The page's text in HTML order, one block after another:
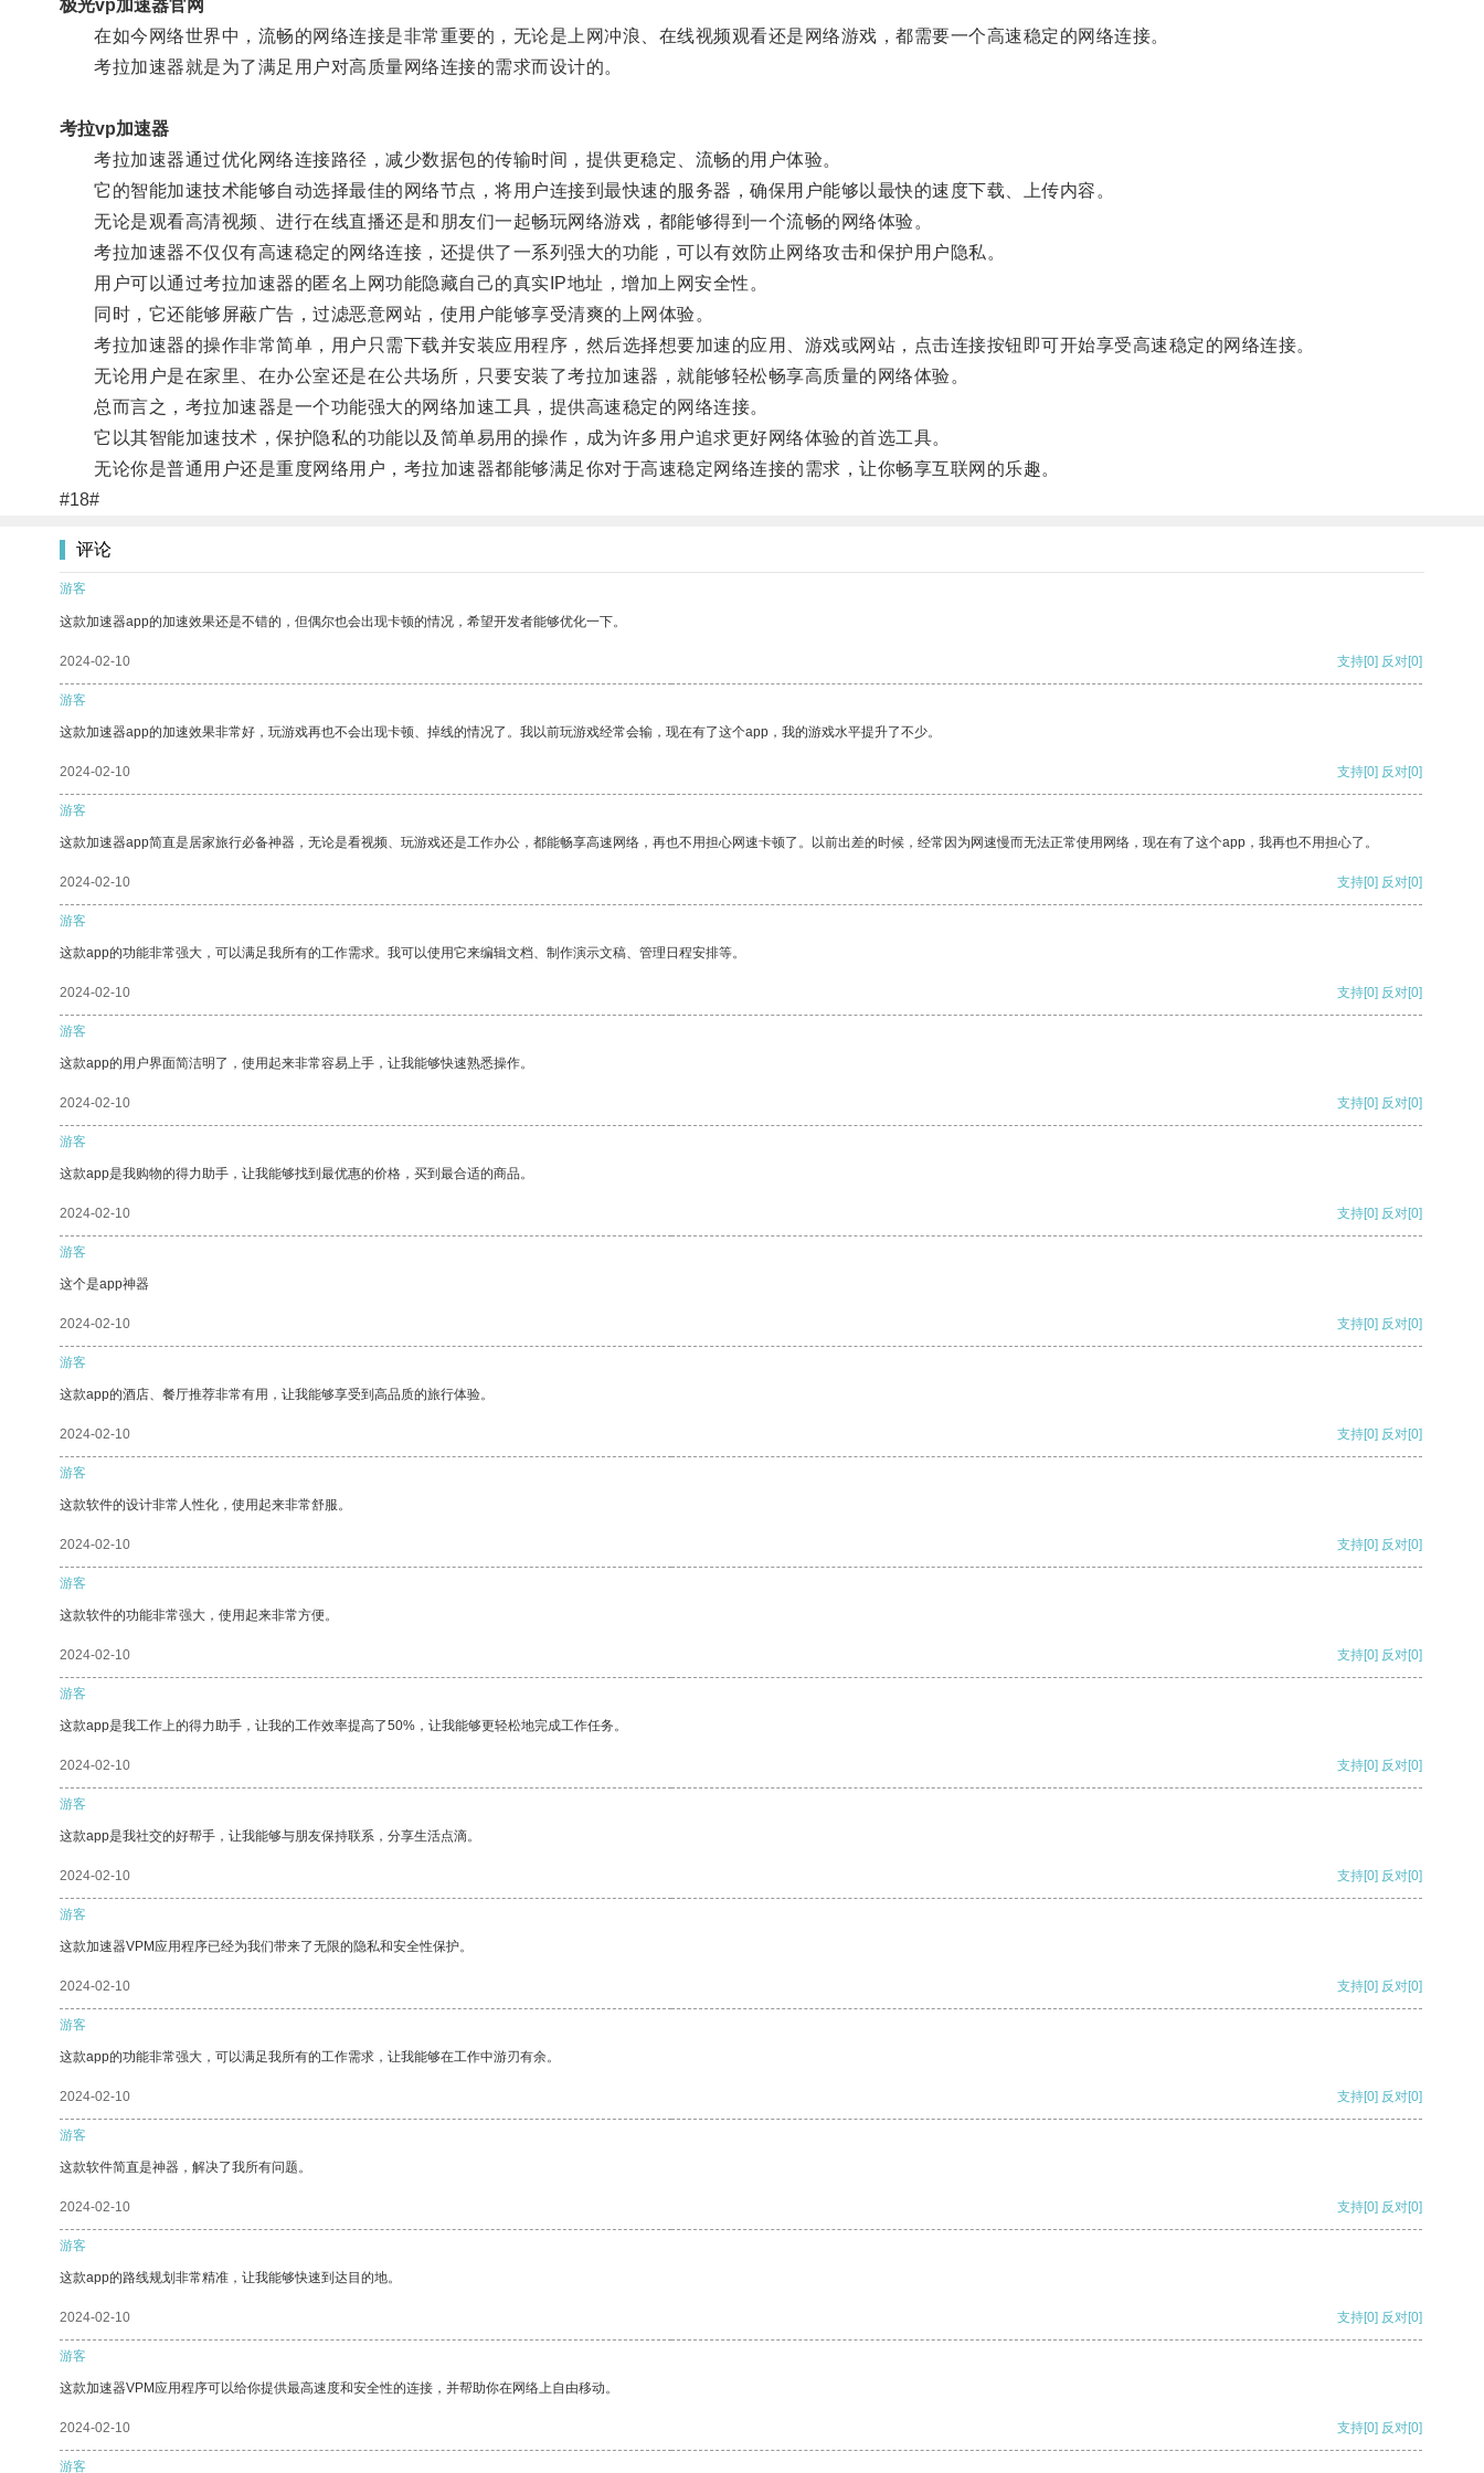
极光vp加速器官网
在如今网络世界中，流畅的网络连接是非常重要的，无论是上网冲浪、在线视频观看还是网络游戏，都需要一个高速稳定的网络连接。
考拉加速器就是为了满足用户对高质量网络连接的需求而设计的。
考拉vp加速器
考拉加速器通过优化网络连接路径，减少数据包的传输时间，提供更稳定、流畅的用户体验。
它的智能加速技术能够自动选择最佳的网络节点，将用户连接到最快速的服务器，确保用户能够以最快的速度下载、上传内容。
无论是观看高清视频、进行在线直播还是和朋友们一起畅玩网络游戏，都能够得到一个流畅的网络体验。
考拉加速器不仅仅有高速稳定的网络连接，还提供了一系列强大的功能，可以有效防止网络攻击和保护用户隐私。
用户可以通过考拉加速器的匿名上网功能隐藏自己的真实IP地址，增加上网安全性。
同时，它还能够屏蔽广告，过滤恶意网站，使用户能够享受清爽的上网体验。
考拉加速器的操作非常简单，用户只需下载并安装应用程序，然后选择想要加速的应用、游戏或网站，点击连接按钮即可开始享受高速稳定的网络连接。
无论用户是在家里、在办公室还是在公共场所，只要安装了考拉加速器，就能够轻松畅享高质量的网络体验。
总而言之，考拉加速器是一个功能强大的网络加速工具，提供高速稳定的网络连接。
它以其智能加速技术，保护隐私的功能以及简单易用的操作，成为许多用户追求更好网络体验的首选工具。
无论你是普通用户还是重度网络用户，考拉加速器都能够满足你对于高速稳定网络连接的需求，让你畅享互联网的乐趣。
#18#
评论
游客
这款加速器app的加速效果还是不错的，但偶尔也会出现卡顿的情况，希望开发者能够优化一下。
2024-02-10 支持[0] 反对[0]
游客
这款加速器app的加速效果非常好，玩游戏再也不会出现卡顿、掉线的情况了。我以前玩游戏经常会输，现在有了这个app，我的游戏水平提升了不少。
2024-02-10 支持[0] 反对[0]
游客
这款加速器app简直是居家旅行必备神器，无论是看视频、玩游戏还是工作办公，都能畅享高速网络，再也不用担心网速卡顿了。以前出差的时候，经常因为网速慢而无法正常使用网络，现在有了这个app，我再也不用担心了。
2024-02-10 支持[0] 反对[0]
游客
这款app的功能非常强大，可以满足我所有的工作需求。我可以使用它来编辑文档、制作演示文稿、管理日程安排等。
2024-02-10 支持[0] 反对[0]
游客
这款app的用户界面简洁明了，使用起来非常容易上手，让我能够快速熟悉操作。
2024-02-10 支持[0] 反对[0]
游客
这款app是我购物的得力助手，让我能够找到最优惠的价格，买到最合适的商品。
2024-02-10 支持[0] 反对[0]
游客
这个是app神器
2024-02-10 支持[0] 反对[0]
游客
这款app的酒店、餐厅推荐非常有用，让我能够享受到高品质的旅行体验。
2024-02-10 支持[0] 反对[0]
游客
这款软件的设计非常人性化，使用起来非常舒服。
2024-02-10 支持[0] 反对[0]
游客
这款软件的功能非常强大，使用起来非常方便。
2024-02-10 支持[0] 反对[0]
游客
这款app是我工作上的得力助手，让我的工作效率提高了50%，让我能够更轻松地完成工作任务。
2024-02-10 支持[0] 反对[0]
游客
这款app是我社交的好帮手，让我能够与朋友保持联系，分享生活点滴。
2024-02-10 支持[0] 反对[0]
游客
这款加速器VPM应用程序已经为我们带来了无限的隐私和安全性保护。
2024-02-10 支持[0] 反对[0]
游客
这款app的功能非常强大，可以满足我所有的工作需求，让我能够在工作中游刃有余。
2024-02-10 支持[0] 反对[0]
游客
这款软件简直是神器，解决了我所有问题。
2024-02-10 支持[0] 反对[0]
游客
这款app的路线规划非常精准，让我能够快速到达目的地。
2024-02-10 支持[0] 反对[0]
游客
这款加速器VPM应用程序可以给你提供最高速度和安全性的连接，并帮助你在网络上自由移动。
2024-02-10 支持[0] 反对[0]
游客